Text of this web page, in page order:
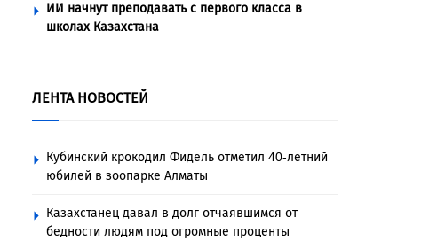
ИИ начнут преподавать с первого класса в
школах Казахстана
ЛЕНТА НОВОСТЕЙ
Кубинский крокодил Фидель отметил 40-летний
юбилей в зоопарке Алматы
Казахстанец давал в долг отчаявшимся от
бедности людям под огромные проценты